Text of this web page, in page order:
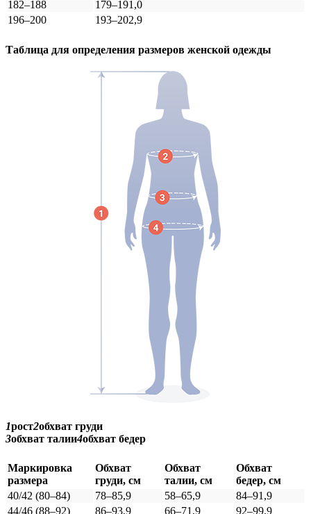
182–188
179–191,0
196–200
193–202,9
Таблица для определения размеров женской одежды
1рост2обхват груди
3обхват талии4обхват бедер
Маркировка
размера
Обхват
груди, см
Обхват
талии, см
Обхват
бедер, см
40/42 (80–84)
78–85,9 58–65,9
84–91,9
44/46 (88–92)
86–93,9 66–71,9 92–99,9